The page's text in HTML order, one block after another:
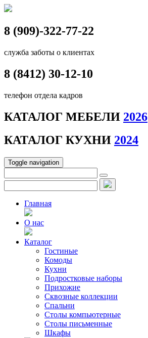
8 (909)-322-77-22
служба заботы о клиентах
8 (8412) 30-12-10
телефон отдела кадров
КАТАЛОГ МЕБЕЛИ 2026
КАТАЛОГ КУХНИ 2024
Toggle navigation
Главная
О нас
Каталог
Гостиные
Комоды
Кухни
Подростковые наборы
Прихожие
Сквозные коллекции
Спальни
Столы компьютерные
Столы письменные
Шкафы